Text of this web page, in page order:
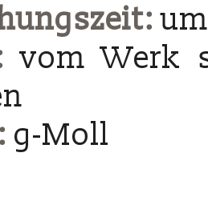
um
vom Werk
g-Moll